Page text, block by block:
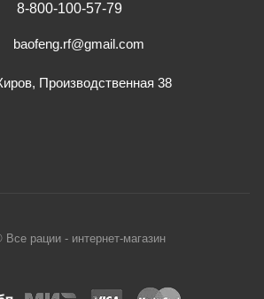
8-800-100-57-79
baofeng.rf@gmail.com
Производственная 38
Все рации - интернет-магазин